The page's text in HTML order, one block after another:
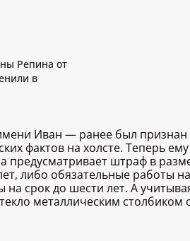
Репина от
в
Иван — ранее был
фактов на холсте. Теперь
штраф в
либо обязательные работы
срок до шести лет. А
металлическим столбиком